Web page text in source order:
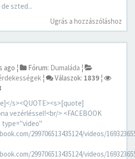
szted...
Ugrás a hozzászóláshoz
ago ¦ Fórum: Dumaláda ¦
¦ Válaszok: 1839 ¦
s><QUOTE><s>[quote]
vezérléssel!<br/> <FACEBOOK
type="video"
299706513435124/videos/
299706513435124/videos/